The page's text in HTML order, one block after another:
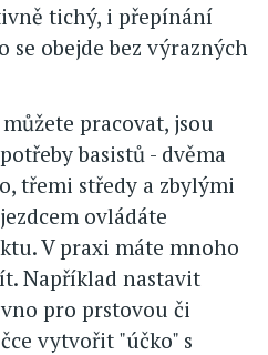
tichý, i přepínání
obejde bez výrazných
pracovat, jsou
basistů - dvěma
třemi středy a zbylými
ovládáte
V praxi máte mnoho
Například nastavit
pro prstovou či
vytvořit "účko" s